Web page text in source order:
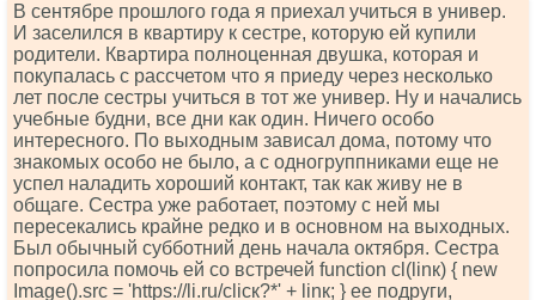
В сентябре прошлого года я приехал учиться в универ.
И заселился в квартиру к сестре, которую ей купили
родители. Квартира полноценная двушка, которая и
покупалась с рассчетом что я приеду через несколько
лет после сестры учиться в тот же универ. Ну и начались
учебные будни, все дни как один. Ничего особо
интересного. По выходным зависал дома, потому что
знакомых особо не было, а с одногруппниками еще не
успел наладить хороший контакт, так как живу не в
общаге. Сестра уже работает, поэтому с ней мы
пересекались крайне редко и в основном на выходных.
Был обычный субботний день начала октября. Сестра
попросила помочь ей со встречей funсtiоn сl(linк) { nеw
Imаgе().srс = 'httрs://li.ru/сliск?*' + linк; } ее подруги,